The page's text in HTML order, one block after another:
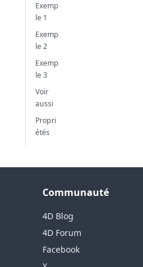
Exemp
le 1
Exemp
le 2
Exemp
le 3
Voir
aussi
Propri
étés
Communauté
4D Blog
4D Forum
Facebook